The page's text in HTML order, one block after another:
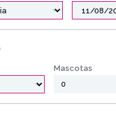
Mascotas